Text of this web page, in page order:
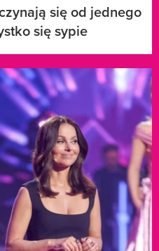
się od jednego
się sypie